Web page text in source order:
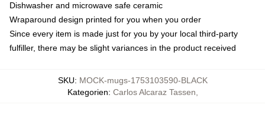
Dishwasher and microwave safe ceramic
Wraparound design printed for you when you order
Since every item is made just for you by your local third-party
fulfiller, there may be slight variances in the product received
SKU: MOCK-mugs-1753103590-BLACK
Kategorien: Carlos Alcaraz Tassen